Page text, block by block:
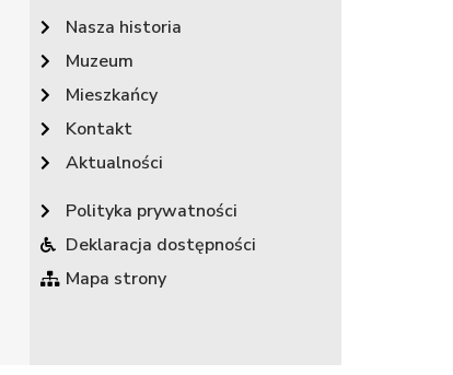
Nasza historia
Muzeum
Mieszkańcy
Kontakt
Aktualności
Polityka prywatności
Deklaracja dostępności
Mapa strony